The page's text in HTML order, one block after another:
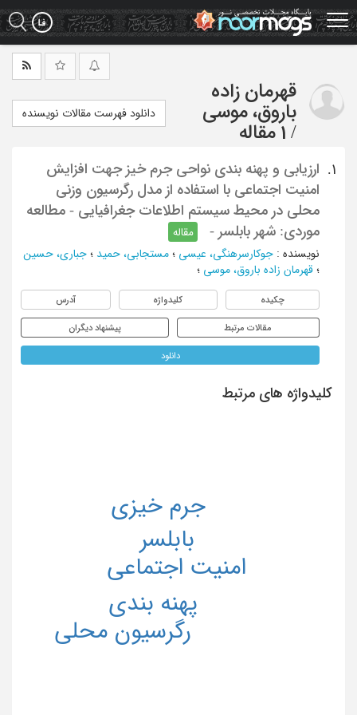
Skip
to
main
قهرمان زاده
باروق، موسی
/ 1 مقاله
دانلود فهرست مقالات نویسنده
1.
ارزیابی و پهنه بندی نواحی جرم خیز جهت افزایش
امنیت اجتماعی با استفاده از مدل رگرسیون وزنی
محلی در محیط سیستم اطلاعات جغرافیایی - مطالعه
موردی: شهر بابلسر -
مقاله
نویسنده : جوکارسرهنگی، عیسی ؛ مستجابی، حمید ؛ جباری، حسین
؛ قهرمان زاده باروق، موسی ؛
چکیده کلیدواژه آدرس
مقالات مرتبط پیشنهاد دیگران
دانلود
کلیدواژه های مرتبط
امنیت اجتماعی
بابلسر
پهنه بندی
جرم خيزي
رگرسیون محلی